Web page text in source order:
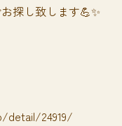
探し致します💪✨
detail/24919/